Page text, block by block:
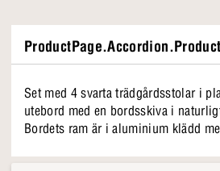
Set med 4 svarta trädgårdsstolar i
utebord med en bordsskiva i
Bordets ram är i aluminium klädd